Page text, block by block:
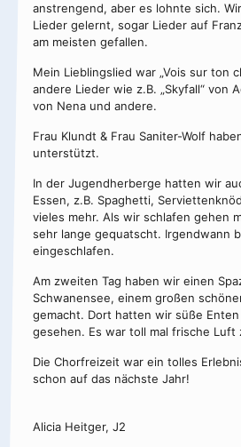
anstrengend, aber es lohnte sich.
Lieder gelernt, sogar Lieder auf
am meisten gefallen.
Mein Lieblingslied war „Vois sur ton
andere Lieder wie z.B. „Skyfall“ von
von Nena und andere.
Frau Klundt & Frau Saniter-Wolf
unterstützt.
In der Jugendherberge hatten wir
Essen, z.B. Spaghetti,
vieles mehr. Als wir schlafen gehen
sehr lange gequatscht. Irgendwann
eingeschlafen.
Am zweiten Tag haben wir einen
Schwanensee, einem großen
gemacht. Dort hatten wir süße
gesehen. Es war toll mal frische Luft
Die Chorfreizeit war ein tolles
schon auf das nächste Jahr!
Alicia Heitger, J2